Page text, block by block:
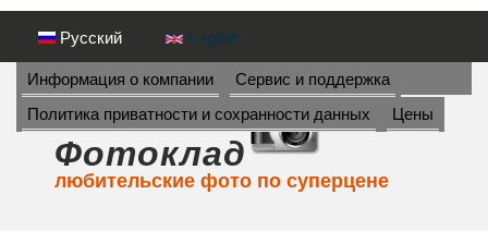
Перейти
к
основному
содержанию
Русский English
И
Н
Ф
О
Информация о компании
Сервис и поддержка
Политика приватности и сохранности данных
Цены
Фотоклад
любительские фото по суперцене